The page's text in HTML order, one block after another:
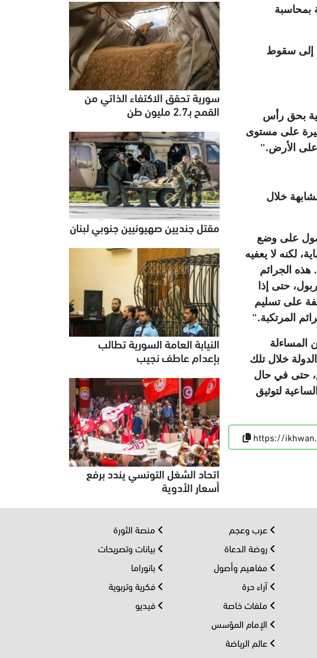
بمحاسبة
أدت إلى سقوط
بحق رأس
على مستوى
الأرض".
خلال
على وضع
لكنه لا يعفيه
هذه الجرائم
حتى إذا
على تسليم
المرتكبة".
المساءلة
خلال تلك
حتى في حال
لتوثيق
https://
سورية تحقق الاكتفاء الذاتي من
القمح بـ2.7 مليون طن
مقتل جنديين صهيونيين جنوبي لبنان
النيابة العامة السورية تطالب
بإعدام عاطف نجيب
اتحاد الشغل التونسي يندد برفع
أسعار الأدوية
عرب وعجم
روضة الدعاة
مفاهيم وأصول
آراء حرة
ملفات خاصة
الإمام المؤسس
عالم الرياضة
منصة الثورة
بيانات وتصريحات
بانوراما
فكرية وتربوية
فيديو